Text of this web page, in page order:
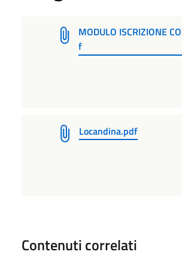
MODULO ISCRIZIONE
f
Locandina.pdf
Contenuti correlati